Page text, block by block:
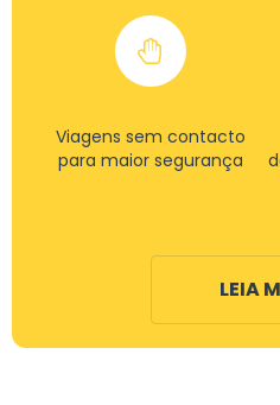
Viagens sem contacto
para maior segurança
LEIA